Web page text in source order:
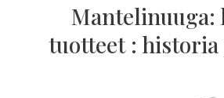
Mantelinuuga:
tuotteet : historia